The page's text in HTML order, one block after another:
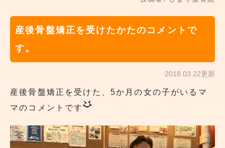
産後骨盤矯正を受けたかたのコメントで
す。
2018.03.22更新
産後骨盤矯正を受けた、5か月の女の子がいるマ
マのコメントです